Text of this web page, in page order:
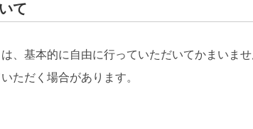
て
、基本的に自由に行っていただいてかまいま
ただく場合があります。